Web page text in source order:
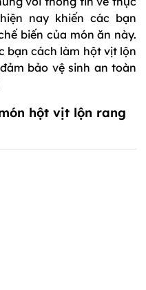
nay khiến các bạn
biến của món ăn này.
bạn cách làm hột vịt lộn
bảo vệ sinh an toàn
hột vịt lộn rang